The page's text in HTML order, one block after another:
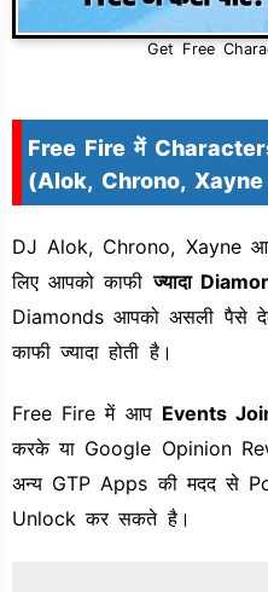
Get Free
Free Fire में
(Alok, Chrono,
DJ Alok, Chrono, Xayne
लिए आपको काफीज्यादा
Diamonds आपको असली पैसे
काफी ज्यादा होती है।
Free Fire में आप Events
करके या Google Opinion
अन्य GTP Apps की मदद से
Unlock कर सकते है।